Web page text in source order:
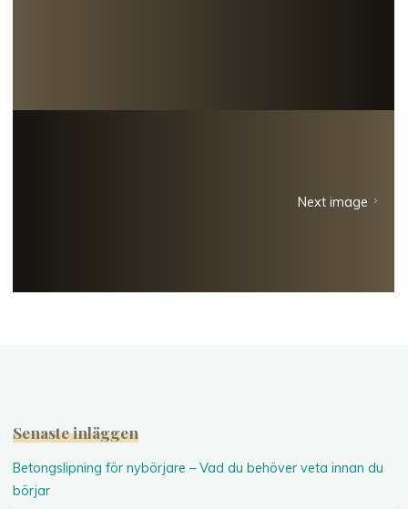
Next image
Senaste inläggen
Betongslipning för nybörjare – Vad du behöver veta innan du
börjar